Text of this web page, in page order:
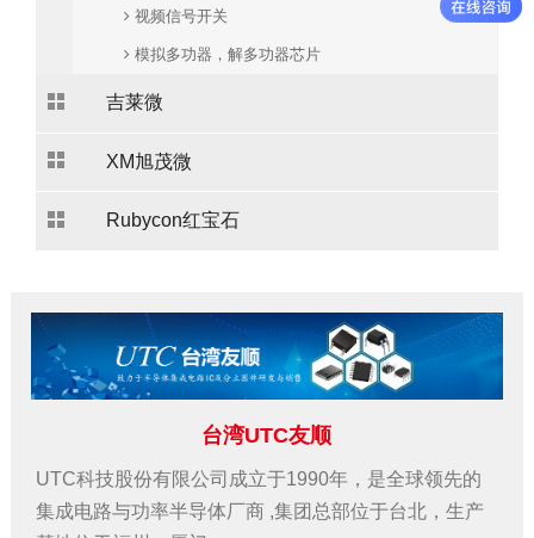
视频信号开关
模拟多功器，解多功器芯片
吉莱微
XM旭茂微
Rubycon红宝石
台湾UTC友顺
UTC科技股份有限公司成立于1990年，是全球领先的
集成电路与功率半导体厂商 ,集团总部位于台北，生产